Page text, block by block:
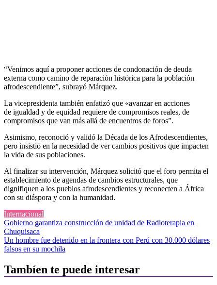
“Venimos aquí a proponer acciones de condonación de deuda
externa como camino de reparación histórica para la población
afrodescendiente”, subrayó Márquez.
La vicepresidenta también enfatizó que «avanzar en acciones
de igualdad y de equidad requiere de compromisos reales, de
compromisos que van más allá de encuentros de foros”.
Asimismo, reconoció y validó la Década de los Afrodescendientes,
pero insistió en la necesidad de ver cambios positivos que impacten
la vida de sus poblaciones.
Al finalizar su intervención, Márquez solicitó que el foro permita el
establecimiento de agendas de cambios estructurales, que
dignifiquen a los pueblos afrodescendientes y reconecten a África
con su diáspora y con la humanidad.
Internacional
Navegación
de
entradas
Gobierno garantiza construcción de unidad de Radioterapia en
Chuquisaca
Un hombre fue detenido en la frontera con Perú con 30.000 dólares
falsos en su mochila
Tambíen te puede interesar